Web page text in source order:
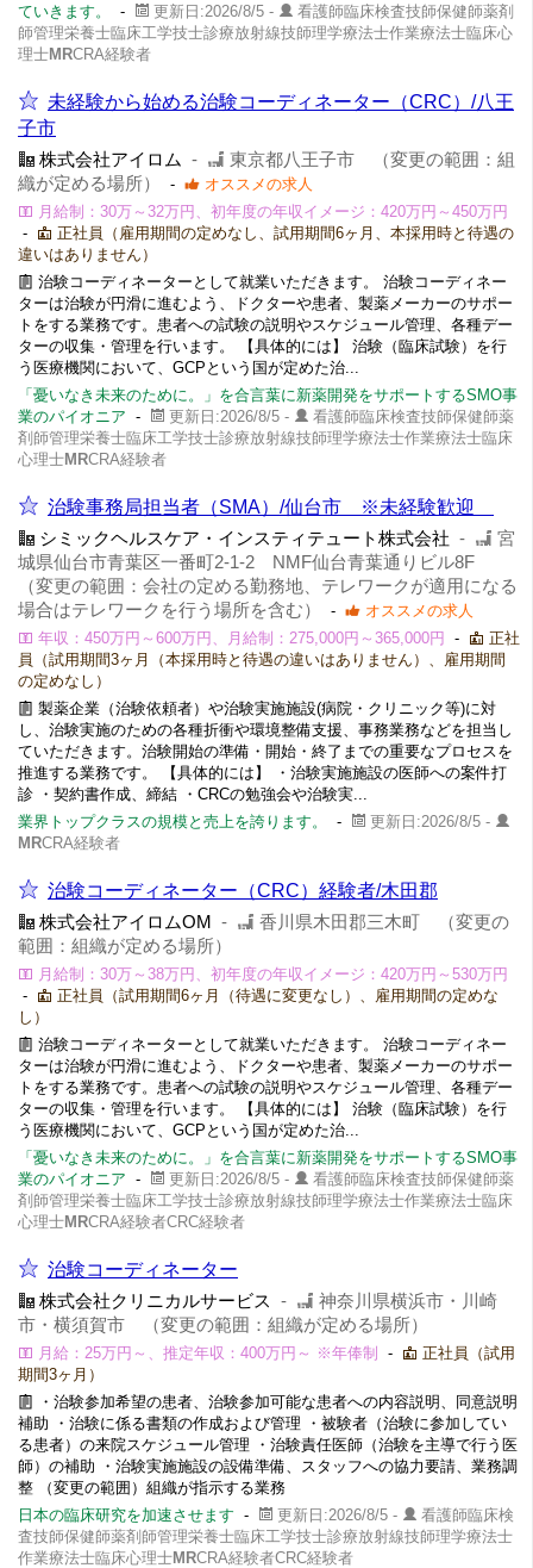
ていきます。
- 更新日:2026/8/5 -
看護師臨床検査技師保健師薬剤
師管理栄養士臨床工学技士診療放射線技師理学療法士作業療法士臨床心
理士MRCRA経験者
未経験から始める治験コーディネーター（CRC）/八王
子市
株式会社アイロム -
東京都八王子市 （変更の範囲：組
織が定める場所）
-
オススメの求人
月給制：30万～32万円、初年度の年収イメージ：420万円～450万円
-
正社員（雇用期間の定めなし、試用期間6ヶ月、本採用時と待遇の
違いはありません）
治験コーディネーターとして就業いただきます。 治験コーディネー
ターは治験が円滑に進むよう、ドクターや患者、製薬メーカーのサポー
トをする業務です。患者への試験の説明やスケジュール管理、各種デー
ターの収集・管理を行います。 【具体的には】 治験（臨床試験）を行
う医療機関において、GCPという国が定めた治...
「憂いなき未来のために。」を合言葉に新薬開発をサポートするSMO事
業のパイオニア - 更新日:2026/8/5 -
看護師臨床検査技師保健師薬
剤師管理栄養士臨床工学技士診療放射線技師理学療法士作業療法士臨床
心理士MRCRA経験者
治験事務局担当者（SMA）/仙台市 ※未経験歓迎
シミックヘルスケア・インスティテュート株式会社 -
宮
城県仙台市青葉区一番町2-1-2 NMF仙台青葉通りビル8F
（変更の範囲：会社の定める勤務地、テレワークが適用になる
場合はテレワークを行う場所を含む）
-
オススメの求人
年収：450万円～600万円、月給制：275,000円～365,000円
-
正社
員（試用期間3ヶ月（本採用時と待遇の違いはありません）、雇用期間
の定めなし）
製薬企業（治験依頼者）や治験実施施設(病院・クリニック等)に対
し、治験実施のための各種折衝や環境整備支援、事務業務などを担当し
ていただきます。治験開始の準備・開始・終了までの重要なプロセスを
推進する業務です。 【具体的には】 ・治験実施施設の医師への案件打
診 ・契約書作成、締結 ・CRCの勉強会や治験実...
業界トップクラスの規模と売上を誇ります。
-
更新日:2026/8/5 -
MRCRA経験者
治験コーディネーター（CRC）経験者/木田郡
株式会社アイロムOM -
香川県木田郡三木町 （変更の
範囲：組織が定める場所）
月給制：30万～38万円、初年度の年収イメージ：420万円～530万円
-
正社員（試用期間6ヶ月（待遇に変更なし）、雇用期間の定めな
し）
治験コーディネーターとして就業いただきます。 治験コーディネー
ターは治験が円滑に進むよう、ドクターや患者、製薬メーカーのサポー
トをする業務です。患者への試験の説明やスケジュール管理、各種デー
ターの収集・管理を行います。 【具体的には】 治験（臨床試験）を行
う医療機関において、GCPという国が定めた治...
「憂いなき未来のために。」を合言葉に新薬開発をサポートするSMO事
業のパイオニア - 更新日:2026/8/5 -
看護師臨床検査技師保健師薬
剤師管理栄養士臨床工学技士診療放射線技師理学療法士作業療法士臨床
心理士MRCRA経験者CRC経験者
治験コーディネーター
株式会社クリニカルサービス -
神奈川県横浜市・川崎
市・横須賀市 （変更の範囲：組織が定める場所）
月給：25万円～、推定年収：400万円～ ※年俸制 -
正社員（試用
期間3ヶ月）
・治験参加希望の患者、治験参加可能な患者への内容説明、同意説明
補助 ・治験に係る書類の作成および管理 ・被験者（治験に参加してい
る患者）の来院スケジュール管理 ・治験責任医師（治験を主導で行う医
師）の補助 ・治験実施施設の設備準備、スタッフへの協力要請、業務調
整 （変更の範囲）組織が指示する業務
日本の臨床研究を加速させます - 更新日:2026/8/5 -
看護師臨床検
査技師保健師薬剤師管理栄養士臨床工学技士診療放射線技師理学療法士
作業療法士臨床心理士MRCRA経験者CRC経験者